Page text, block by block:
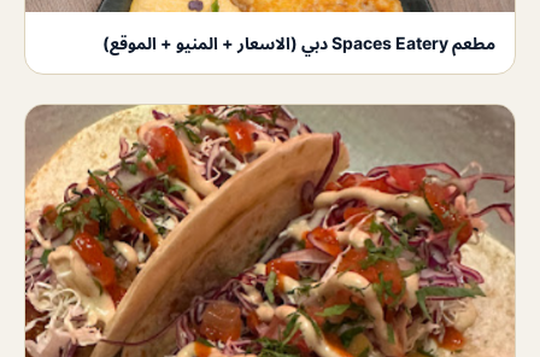
مطعم Spaces Eatery دبي (الاسعار + المنيو + الموقع)